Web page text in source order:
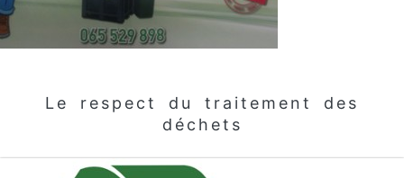
Le respect du traitement des
déchets